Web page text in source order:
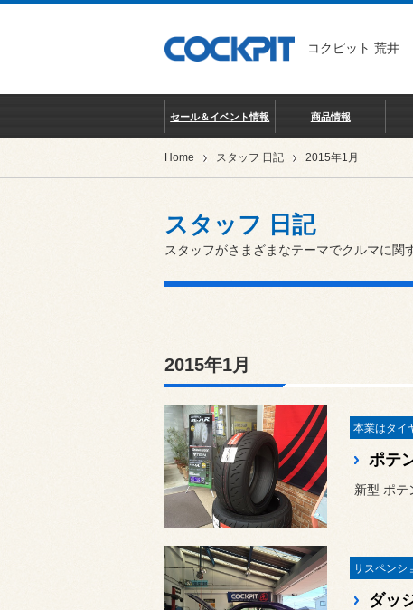
コクピット 荒井
セール＆イベント情報 商品情報
Home スタッフ 日記 2015年1月
スタッフ 日記
スタッフがさまざまなテーマでクルマに関
2015年1月
ポテ
新型 ポテ
ダッ